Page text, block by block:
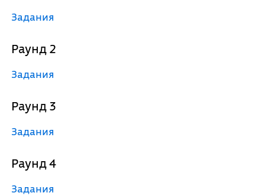
Задания
Раунд 2
Задания
Раунд 3
Задания
Раунд 4
Задания